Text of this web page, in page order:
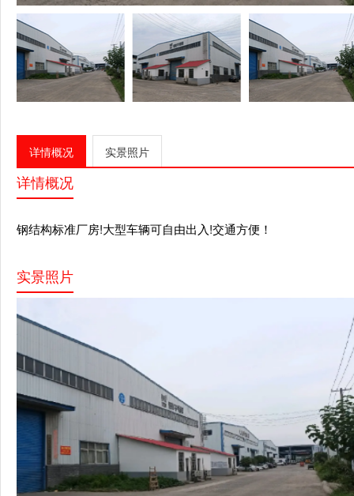
详情概况 实景照片
详情概况
钢结构标准厂房!大型车辆可自由出入!交通方便！
实景照片